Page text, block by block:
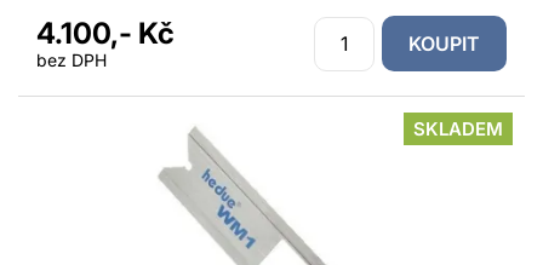
4.100,- Kč
bez DPH
KOUPIT
SKLADEM